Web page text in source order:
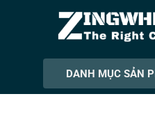
DANH MỤC SẢN